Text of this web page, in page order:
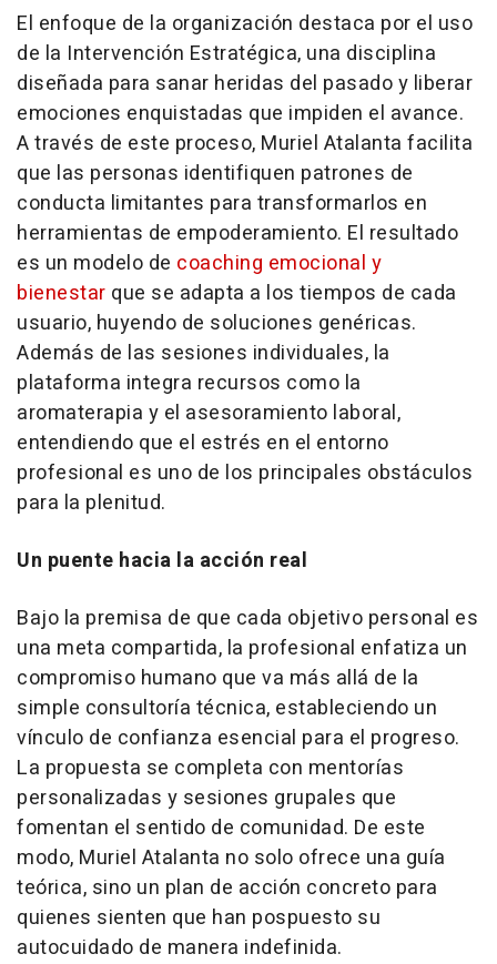
El enfoque de la organización destaca por el uso
de la Intervención Estratégica, una disciplina
diseñada para sanar heridas del pasado y liberar
emociones enquistadas que impiden el avance.
A través de este proceso, Muriel Atalanta facilita
que las personas identifiquen patrones de
conducta limitantes para transformarlos en
herramientas de empoderamiento. El resultado
es un modelo de coaching emocional y
bienestar que se adapta a los tiempos de cada
usuario, huyendo de soluciones genéricas.
Además de las sesiones individuales, la
plataforma integra recursos como la
aromaterapia y el asesoramiento laboral,
entendiendo que el estrés en el entorno
profesional es uno de los principales obstáculos
para la plenitud.
Un puente hacia la acción real
Bajo la premisa de que cada objetivo personal es
una meta compartida, la profesional enfatiza un
compromiso humano que va más allá de la
simple consultoría técnica, estableciendo un
vínculo de confianza esencial para el progreso.
La propuesta se completa con mentorías
personalizadas y sesiones grupales que
fomentan el sentido de comunidad. De este
modo, Muriel Atalanta no solo ofrece una guía
teórica, sino un plan de acción concreto para
quienes sienten que han pospuesto su
autocuidado de manera indefinida.